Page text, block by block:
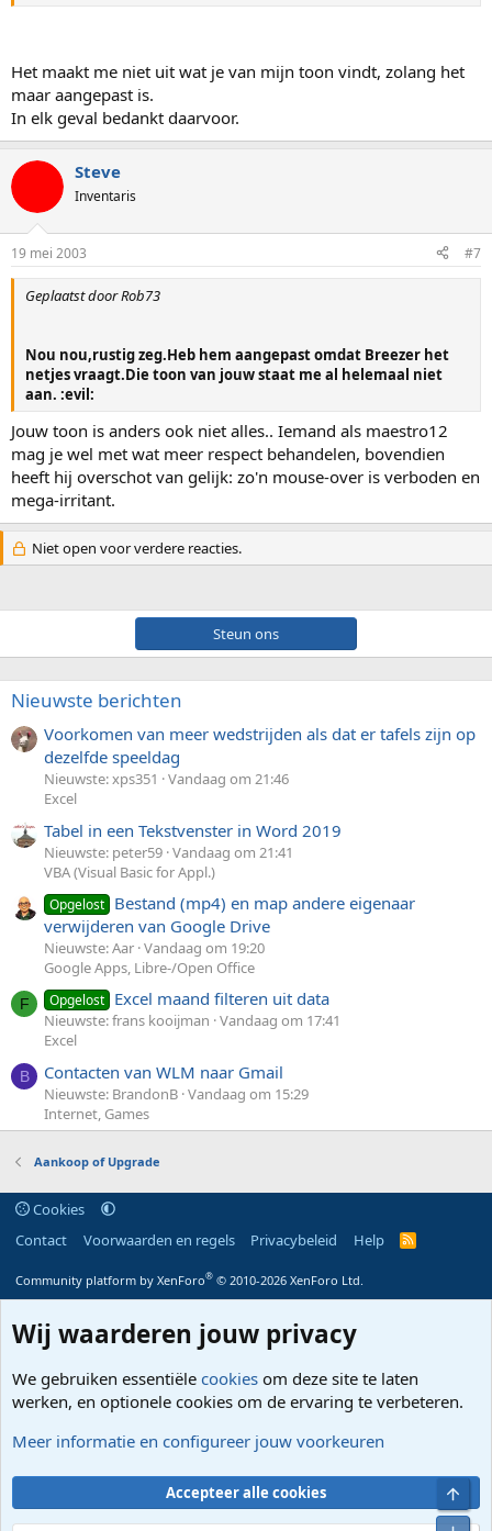
Het maakt me niet uit wat je van mijn toon vindt, zolang het
maar aangepast is.
In elk geval bedankt daarvoor.
Steve
Inventaris
19 mei 2003 #7
Geplaatst door Rob73
Nou nou,rustig zeg.Heb hem aangepast omdat Breezer het
netjes vraagt.Die toon van jouw staat me al helemaal niet
aan. :evil:
Jouw toon is anders ook niet alles.. Iemand als maestro12
mag je wel met wat meer respect behandelen, bovendien
heeft hij overschot van gelijk: zo'n mouse-over is verboden en
mega-irritant.
Niet open voor verdere reacties.
Steun ons
Nieuwste berichten
Voorkomen van meer wedstrijden als dat er tafels zijn op
dezelfde speeldag
Nieuwste: xps351
Vandaag om 21:46
Excel
Tabel in een Tekstvenster in Word 2019
Nieuwste: peter59 Vandaag om 21:41
VBA (Visual Basic for Appl.)
Opgelost Bestand (mp4) en map andere eigenaar
verwijderen van Google Drive
Nieuwste: Aar Vandaag om 19:20
Google Apps, Libre-/Open Office
F Opgelost Excel maand filteren uit data
Nieuwste: frans kooijman Vandaag om 17:41
Excel
B Contacten van WLM naar Gmail
Nieuwste: BrandonB Vandaag om 15:29
Internet, Games
Aankoop of Upgrade
Cookies
Contact
Voorwaarden en regels Privacybeleid Help
R
S
Community platform by XenForo® © 2010-2026 XenForo Ltd.
Wij waarderen jouw privacy
We gebruiken essentiële cookies om deze site te laten
werken, en optionele cookies om de ervaring te verbeteren.
Meer informatie en configureer jouw voorkeuren
Accepteer alle cookies